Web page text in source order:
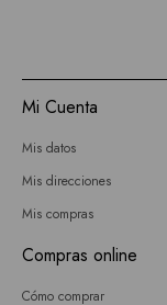
Mi Cuenta
Mis datos
Mis direcciones
Mis compras
Compras online
Cómo comprar